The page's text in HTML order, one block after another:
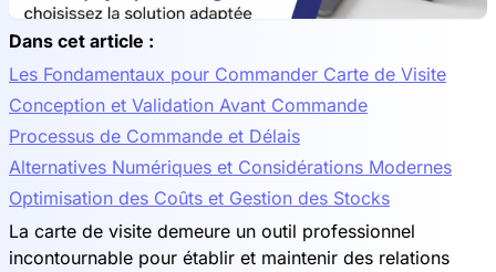
Dans cet article :
Les Fondamentaux pour Commander Carte de Visite
Conception et Validation Avant Commande
Processus de Commande et Délais
Alternatives Numériques et Considérations Modernes
Optimisation des Coûts et Gestion des Stocks
La carte de visite demeure un outil professionnel
incontournable pour établir et maintenir des relations